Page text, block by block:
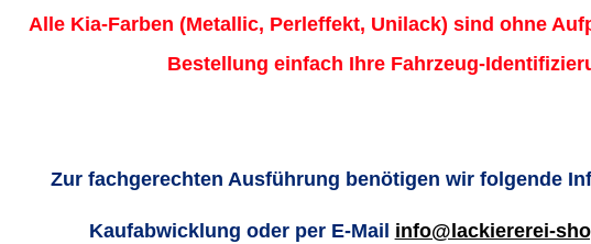
Alle Kia-Farben (Metallic, Perleffekt, Unilack) sind ohne
Bestellung einfach Ihre Fahrzeug-
Zur fachgerechten Ausführung benötigen wir folgende
Kaufabwicklung oder per E-Mail info@lackiererei-